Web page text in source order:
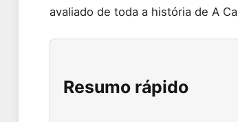
avaliado de toda a história de A
Resumo rápido